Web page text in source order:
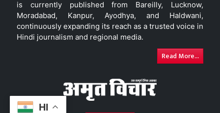
HI
is currently published from Bareilly, Lucknow,
Moradabad, Kanpur, Ayodhya, and Haldwani,
continuously expanding its reach as a trusted voice in
Hindi journalism and regional media.
Read More...